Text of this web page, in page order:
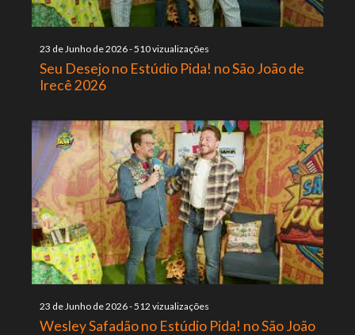
23 de Junho de 2026-510 vizualizações
Seu Desejo no Estúdio Pida! no São João de
Irecê 2026
23 de Junho de 2026-512 vizualizações
Wesley Safadão no Estúdio Pida! no São João